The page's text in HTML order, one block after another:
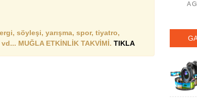
söyleşi, yarışma, spor, tiyatro,
MUĞLA ETKİNLİK TAKVİMİ. TIKLA
A